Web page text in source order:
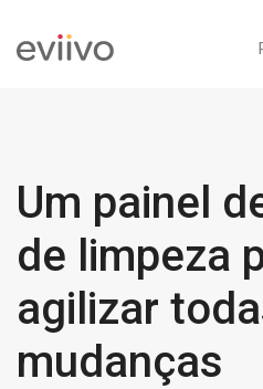
Um painel
de limpeza
agilizar
mudanças